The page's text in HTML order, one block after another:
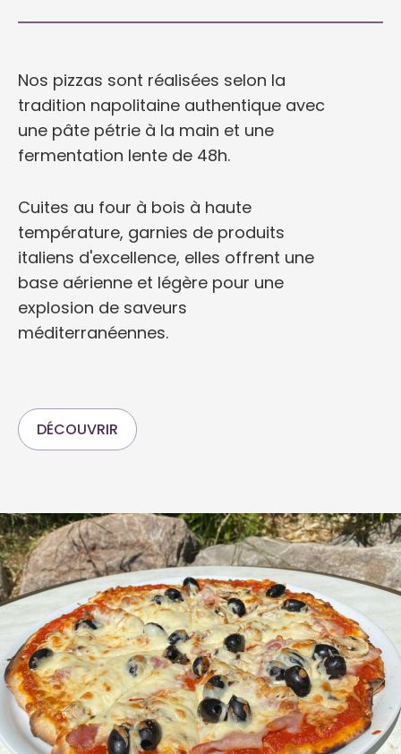
Nos pizzas sont réalisées selon la
tradition napolitaine authentique avec
une pâte pétrie à la main et une
fermentation lente de 48h.
Cuites au four à bois à haute
température, garnies de produits
italiens d'excellence, elles offrent une
base aérienne et légère pour une
explosion de saveurs
méditerranéennes.
DÉCOUVRIR